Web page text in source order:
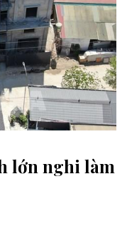
lớn nghi làm